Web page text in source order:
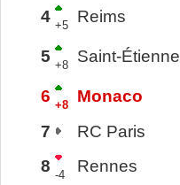
4 +5 Reims
5 +8 Saint-Étienne
6 +8 Monaco
7
RC Paris
8 -4 Rennes